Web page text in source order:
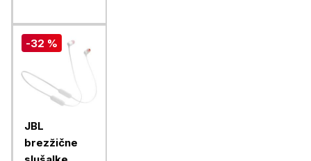
-32 %
JBL
brezžične